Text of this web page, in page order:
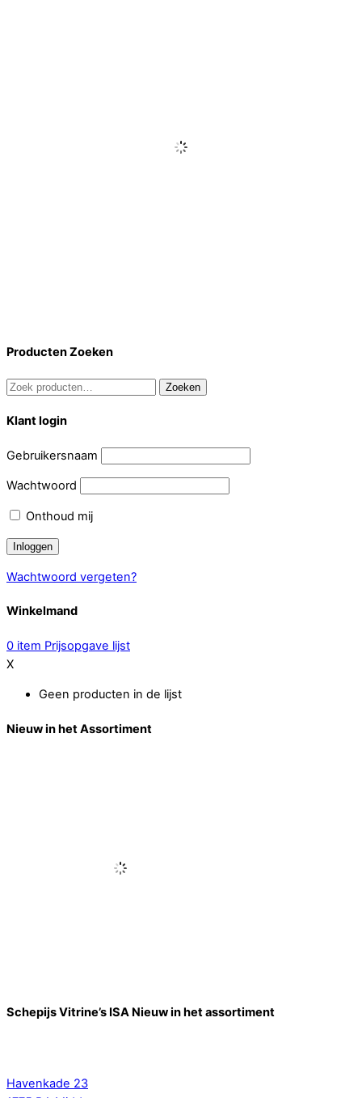
Producten Zoeken
Zoeken
Zoeken
Klant login
Gebruikersnaam
Wachtwoord
Onthoud mij
Wachtwoord vergeten?
Winkelmand
0 item Prijsopgave lijst
X
Geen producten in de lijst
Nieuw in het Assortiment
Schepijs Vitrine’s ISA Nieuw in het assortiment
To
Havenkade 23